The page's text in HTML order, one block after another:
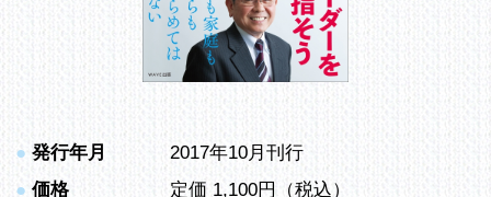
● 発行年月
2017年10月刊行
● 価格
定価 1,100円（税込）